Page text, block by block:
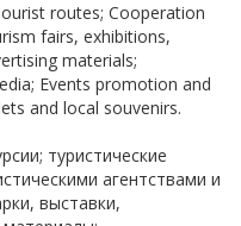
routes; Cooperation
fairs, exhibitions,
materials;
Events promotion and
and local souvenirs.
туристические
агентствами и
выставки,